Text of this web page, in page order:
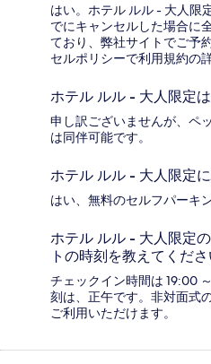
はい。ホテル ルル - 大人限
でにキャンセルした場合に
ており、弊社サイトでご予
セルポリシーで利用規約の
ホテル ルル - 大人限定
申し訳ございませんが、ペ
は同伴可能です。
ホテル ルル - 大人限定
はい、無料のセルフパーキ
ホテル ルル - 大人限定
トの時刻を教えてくださ
チェックイン時間は 19:00
刻は、正午です。非対面式
ご利用いただけます。